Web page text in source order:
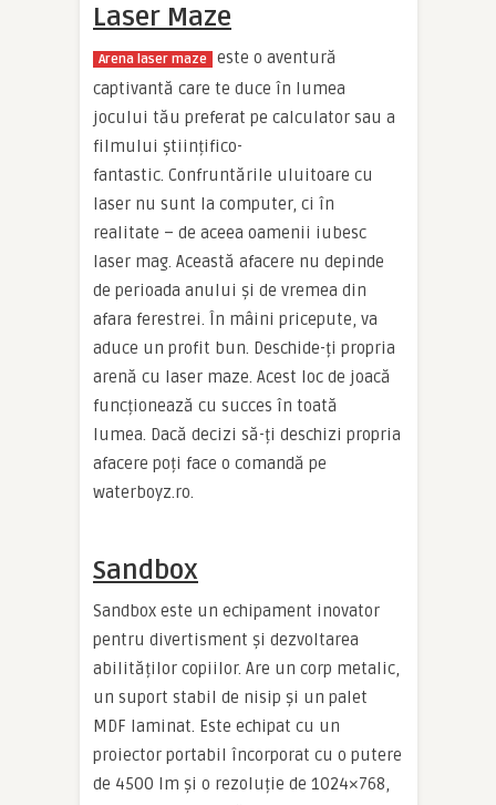
Laser Maze
Arena laser maze
este o aventură
captivantă care te duce în lumea
jocului tău preferat pe calculator sau a
filmului științifico-
fantastic. Confruntările uluitoare cu
laser nu sunt la computer, ci în
realitate – de aceea oamenii iubesc
laser mag. Această afacere nu depinde
de perioada anului și de vremea din
afara ferestrei. În mâini pricepute, va
aduce un profit bun. Deschide-ți propria
arenă cu laser maze. Acest loc de joacă
funcționează cu succes în toată
lumea. Dacă decizi să-ți deschizi propria
afacere poți face o comandă pe
waterboyz.ro.
Sandbox
Sandbox este un echipament inovator
pentru divertisment și dezvoltarea
abilităților copiilor. Are un corp metalic,
un suport stabil de nisip și un palet
MDF laminat. Este echipat cu un
proiector portabil încorporat cu o putere
de 4500 lm și o rezoluție de 1024×768,